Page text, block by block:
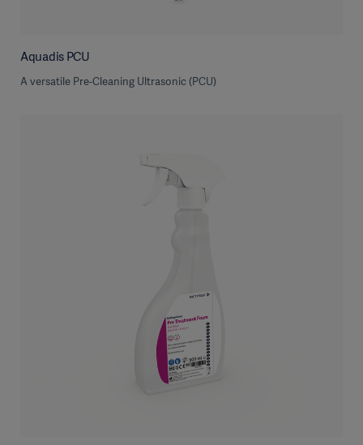
Aquadis PCU
A versatile Pre-Cleaning Ultrasonic (PCU)